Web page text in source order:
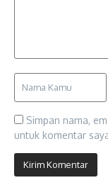
Simpan nama,
untuk komentar